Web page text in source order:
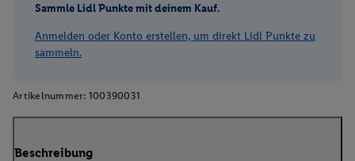
Sammle Lidl Punkte mit deinem Kauf.
Anmelden oder Konto erstellen, um direkt Lidl Punkte zu
sammeln.
Artikelnummer: 100390031
Beschreibung